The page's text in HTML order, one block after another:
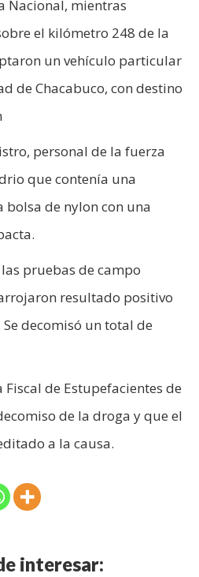
Nacional, mientras
el kilómetro 248 de la
un vehículo particular
de Chacabuco, con destino
personal de la fuerza
que contenía una
bolsa de nylon con una
pruebas de campo
resultado positivo
decomisó un total de
de Estupefacientes de
de la droga y que el
a la causa.
interesar: